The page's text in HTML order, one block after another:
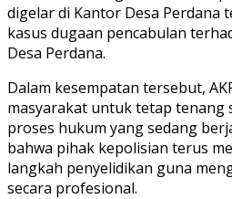
digelar di Kantor Desa Perdana
kasus dugaan pencabulan
Desa Perdana.
Dalam kesempatan tersebut,
masyarakat untuk tetap tenang
proses hukum yang sedang
bahwa pihak kepolisian terus
langkah penyelidikan guna
secara profesional.